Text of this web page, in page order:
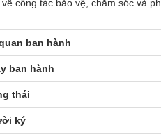
công tác bảo vệ, chăm sóc và
ban hành
ban hành
thái
ký